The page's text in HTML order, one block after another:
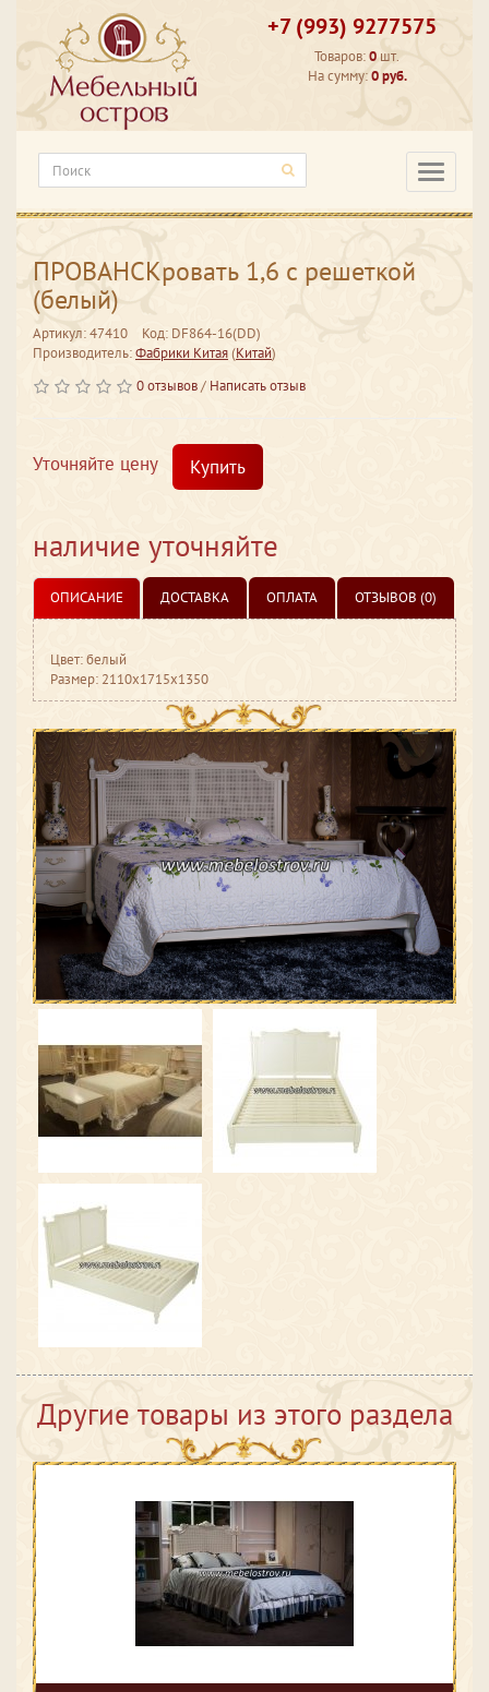
+7 (993) 9277575
Товаров:0 шт.
На сумму:0 руб.
ПРОВАНСКровать 1,6 с решеткой
(белый)
Артикул: 47410
Код: DF864-16(DD)
Производитель:Фабрики Китая(Китай)
0 отзывов/ Написать отзыв
Уточняйте цену Купить
наличие уточняйте
ОПИСАНИЕ ДОСТАВКА ОПЛАТА ОТЗЫВОВ (0)
Цвет: белый
Размер: 2110x1715x1350
Другие товары из этого раздела